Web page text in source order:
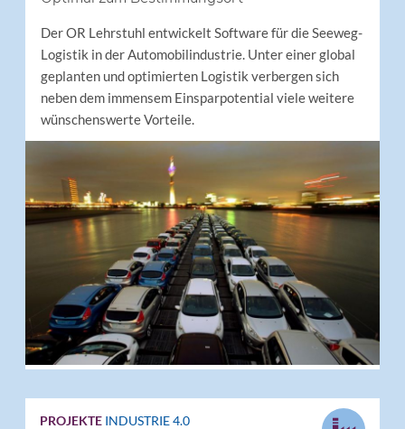
Der OR Lehrstuhl entwickelt Software für die Seeweg-
Logistik in der Automobilindustrie. Unter einer global
geplanten und optimierten Logistik verbergen sich
neben dem immensem Einsparpotential viele weitere
wünschenswerte Vorteile.
PROJEKTE INDUSTRIE 4.0